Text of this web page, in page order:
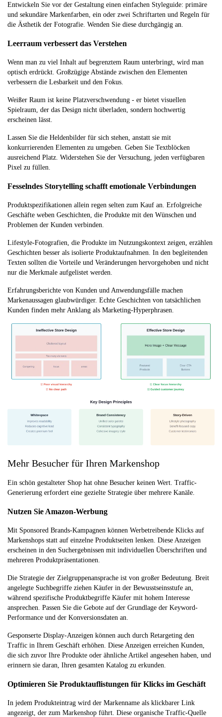
Entwickeln Sie vor der Gestaltung einen einfachen Styleguide: primäre
und sekundäre Markenfarben, ein oder zwei Schriftarten und Regeln für
die Ästhetik der Fotografie. Wenden Sie diese durchgängig an.
Leerraum verbessert das Verstehen
Wenn man zu viel Inhalt auf begrenztem Raum unterbringt, wird man
optisch erdrückt. Großzügige Abstände zwischen den Elementen
verbessern die Lesbarkeit und den Fokus.
Weißer Raum ist keine Platzverschwendung - er bietet visuellen
Spielraum, der das Design nicht überladen, sondern hochwertig
erscheinen lässt.
Lassen Sie die Heldenbilder für sich stehen, anstatt sie mit
konkurrierenden Elementen zu umgeben. Geben Sie Textblöcken
ausreichend Platz. Widerstehen Sie der Versuchung, jeden verfügbaren
Pixel zu füllen.
Fesselndes Storytelling schafft emotionale Verbindungen
Produktspezifikationen allein regen selten zum Kauf an. Erfolgreiche
Geschäfte weben Geschichten, die Produkte mit den Wünschen und
Problemen der Kunden verbinden.
Lifestyle-Fotografien, die Produkte im Nutzungskontext zeigen, erzählen
Geschichten besser als isolierte Produktaufnahmen. In den begleitenden
Texten sollten die Vorteile und Veränderungen hervorgehoben und nicht
nur die Merkmale aufgelistet werden.
Erfahrungsberichte von Kunden und Anwendungsfälle machen
Markenaussagen glaubwürdiger. Echte Geschichten von tatsächlichen
Kunden finden mehr Anklang als Marketing-Hyperphrasen.
Mehr Besucher für Ihren Markenshop
Ein schön gestalteter Shop hat ohne Besucher keinen Wert. Traffic-
Generierung erfordert eine gezielte Strategie über mehrere Kanäle.
Nutzen Sie Amazon-Werbung
Mit Sponsored Brands-Kampagnen können Werbetreibende Klicks auf
Markenshops statt auf einzelne Produktseiten lenken. Diese Anzeigen
erscheinen in den Suchergebnissen mit individuellen Überschriften und
mehreren Produktpräsentationen.
Die Strategie der Zielgruppenansprache ist von großer Bedeutung. Breit
angelegte Suchbegriffe ziehen Käufer in der Bewusstseinsstufe an,
während spezifische Produktbegriffe Käufer mit hohem Interesse
ansprechen. Passen Sie die Gebote auf der Grundlage der Keyword-
Performance und der Konversionsdaten an.
Gesponserte Display-Anzeigen können auch durch Retargeting den
Traffic in Ihrem Geschäft erhöhen. Diese Anzeigen erreichen Kunden,
die sich zuvor Ihre Produkte oder ähnliche Artikel angesehen haben, und
erinnern sie daran, Ihren gesamten Katalog zu erkunden.
Optimieren Sie Produktauflistungen für Klicks im Geschäft
In jedem Produkteintrag wird der Markenname als klickbarer Link
angezeigt, der zum Markenshop führt. Diese organische Traffic-Quelle